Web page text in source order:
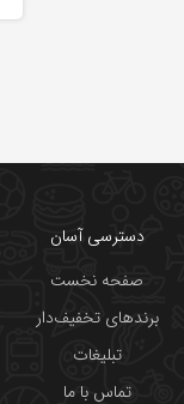
دسترسی آسان
صفحه نخست
برندهای تخفیف‌دار
تبلیغات
تماس با ما